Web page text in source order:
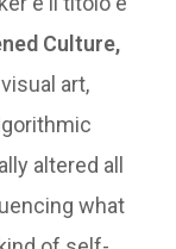
Culture,
art,
altered all
what